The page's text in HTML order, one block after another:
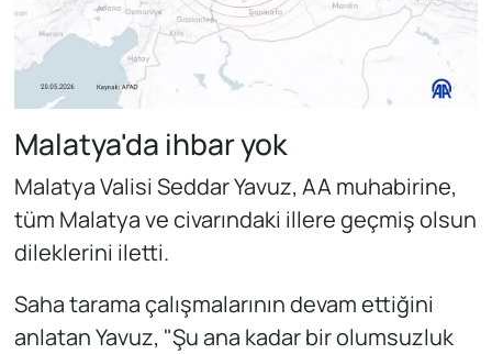
Malatya'da ihbar yok
Malatya Valisi Seddar Yavuz, AA muhabirine,
tüm Malatya ve civarındaki illere geçmiş olsun
dileklerini iletti.
Saha tarama çalışmalarının devam ettiğini
anlatan Yavuz, "Şu ana kadar bir olumsuzluk